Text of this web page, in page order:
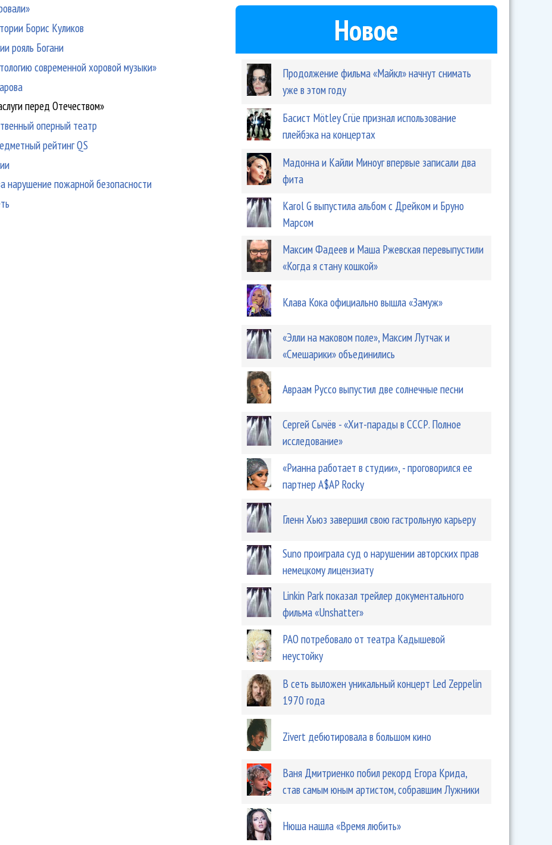
Борис Куликов
рояль Богани
современной хоровой музыки»
перед Отечеством»
оперный театр
рейтинг QS
нарушение пожарной безопасности
Новое
Продолжение фильма «Майкл» начнут снимать
уже в этом году
Басист Mötley Crüe признал использование
плейбэка на концертах
Мадонна и Кайли Миноуг впервые записали два
фита
Karol G выпустила альбом с Дрейком и Бруно
Марсом
Максим Фадеев и Маша Ржевская перевыпустили
«Когда я стану кошкой»
Клава Кока официально вышла «Замуж»
«Элли на маковом поле», Максим Лутчак и
«Смешарики» объединились
Авраам Руссо выпустил две солнечные песни
Сергей Сычёв - «Хит-парады в СССР. Полное
исследование»
«Рианна работает в студии», - проговорился ее
партнер A$AP Rocky
Гленн Хьюз завершил свою гастрольную карьеру
Suno проиграла суд о нарушении авторских прав
немецкому лицензиату
Linkin Park показал трейлер документального
фильма «Unshatter»
РАО потребовало от театра Кадышевой
неустойку
В сеть выложен уникальный концерт Led Zeppelin
1970 года
Zivert дебютировала в большом кино
Ваня Дмитриенко побил рекорд Егора Крида,
став самым юным артистом, собравшим Лужники
Нюша нашла «Время любить»